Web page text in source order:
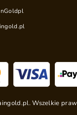
Wszelkie